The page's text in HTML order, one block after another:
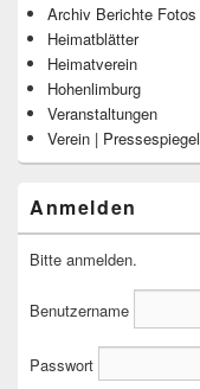
Archiv Berichte Fotos
Heimatblätter
Heimatverein
Hohenlimburg
Veranstaltungen
Verein | Pressespiegel
Anmelden
Bitte anmelden.
Benutzername
Passwort